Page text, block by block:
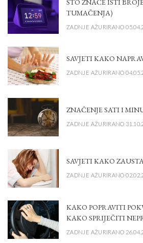
ŠTO ZNAČE ISTI
TUMAČENJA)
ZADNJE AŽURIRANO
SAVJETI KAKO
ZADNJE AŽURIRANO
ZNAČENJE SATI I
ZADNJE AŽURIRANO
SAVJETI KAKO
ZADNJE AŽURIRANO
KAKO POPRAVITI
KAKO SPRIJEČITI
ZADNJE AŽURIRANO